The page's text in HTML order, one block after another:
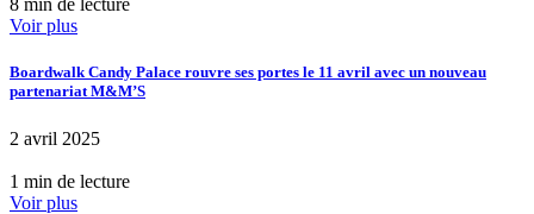
8 min de lecture
Voir plus
Boardwalk Candy Palace rouvre ses portes le 11 avril avec un nouveau
partenariat M&M’S
2 avril 2025
1 min de lecture
Voir plus